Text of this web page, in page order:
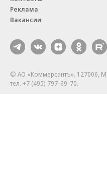
Реклама
Вакансии
© АО «Коммерсантъ». 127006,
тел. +7 (495) 797-69-70.